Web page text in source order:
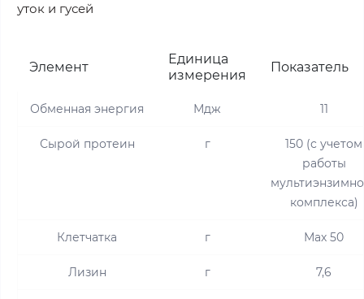
уток и гусей
Элемент
Единица
измерения
Показатель
Обменная энергия Мдж 11
Сырой протеин г
150 (с учетом
работы
комплекса)
Клетчатка г Мах 50
Лизин г 7,6